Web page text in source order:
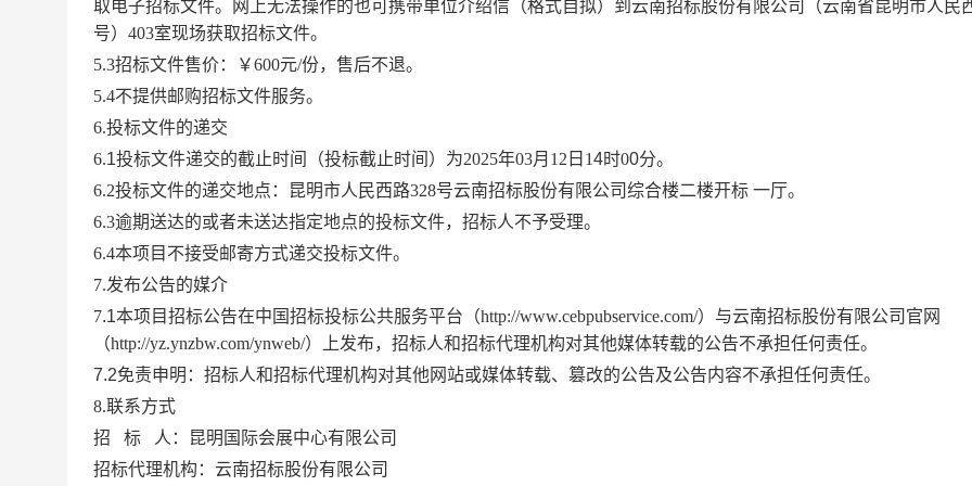
取电子招标文件。网上无法操作的也可携带单位介绍信（格式自拟）到云南招标股份有限公司（云南省昆明市人民
号）403室现场获取招标文件。
5.3招标文件售价：￥600元/份，售后不退。
5.4不提供邮购招标文件服务。
6.投标文件的递交
6.1投标文件递交的截止时间（投标截止时间）为2025年03月 12 日 14时00分。
6.2投标文件的递交地点：
昆明市人民西路328号云南招标股份有限公司综合楼二楼开标 一厅。
6.3逾期送达的或者未送达指定地点的投标文件，招标人不予受理。
6.4本项目不接受邮寄方式递交投标文件。
7.发布公告的媒介
7.1本项目招标公告在中国招标投标公共服务平台（http://www.cebpubservice.com/）与云南招标股份有限公司官网
（http://yz.ynzbw.com/ynweb/）上发布，招标人和招标代理机构对其他媒体转载的公告不承担任何责任。
7.2免责申明：招标人和招标代理机构对其他网站或媒体转载、篡改的公告及公告内容不承担任何责任。
8.联系方式
招
标 人： 昆明国际会展中心有限公司
招标代理机构： 云南招标股份有限公司